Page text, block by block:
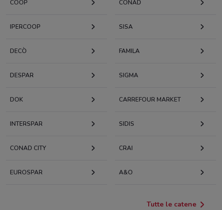
COOP CONAD
IPERCOOP SISA
DECÒ FAMILA
DESPAR SIGMA
DOK CARREFOUR MARKET
INTERSPAR SIDIS
CONAD CITY CRAI
EUROSPAR A&O
Tutte le catene